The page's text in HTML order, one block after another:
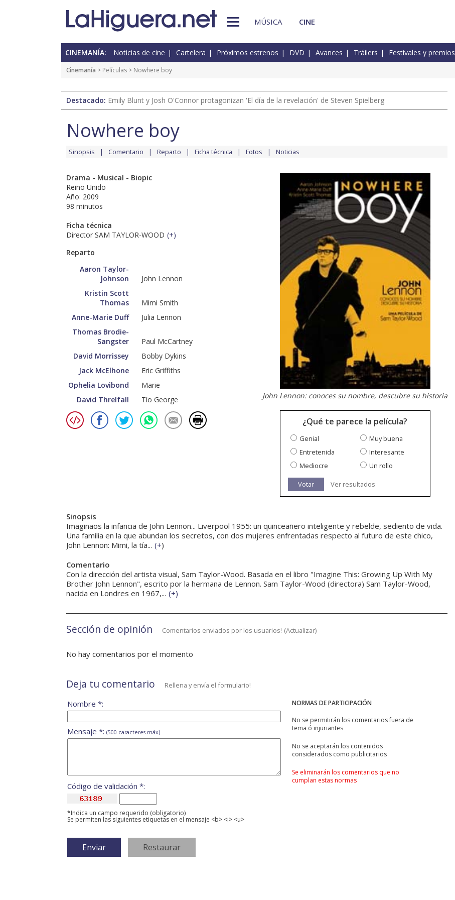
MÚSICA CINE
CINEMANÍA: Noticias de cine Cartelera Próximos estrenos DVD Avances Tráilers Festivales y premios
Cinemanía > Películas > Nowhere boy
Destacado: Emily Blunt y Josh O'Connor protagonizan 'El día de la revelación' de Steven Spielberg
Nowhere boy
Sinopsis Comentario Reparto Ficha técnica Fotos Noticias
Drama - Musical - Biopic
Reino Unido
Año: 2009
98 minutos
Ficha técnica
Director SAM TAYLOR-WOOD (+)
Reparto
Aaron Taylor-
Johnson
John Lennon
Kristin Scott
Thomas
Mimi Smith
Anne-Marie Duff
Julia Lennon
Thomas Brodie-
Sangster
Paul McCartney
David Morrissey
Bobby Dykins
Jack McElhone
Eric Griffiths
Ophelia Lovibond
Marie
David Threlfall
Tío George John Lennon: conoces su nombre, descubre su historia
¿Qué te parece la película?
Genial
Muy buena
Entretenida
Interesante
Mediocre
Un rollo
Votar Ver resultados
Sinopsis
Imaginaos la infancia de John Lennon... Liverpool 1955: un quinceañero inteligente y rebelde, sediento de vida.
Una familia en la que abundan los secretos, con dos mujeres enfrentadas respecto al futuro de este chico,
John Lennon: Mimi, la tía... (+)
Comentario
Con la dirección del artista visual, Sam Taylor-Wood. Basada en el libro "Imagine This: Growing Up With My
Brother John Lennon", escrito por la hermana de Lennon. Sam Taylor-Wood (directora) Sam Taylor-Wood,
nacida en Londres en 1967,... (+)
Sección de opinión Comentarios enviados por los usuarios! (Actualizar)
No hay comentarios por el momento
Deja tu comentario Rellena y envía el formulario!
NORMAS DE PARTICIPACIÓN
No se permitirán los comentarios fuera de
tema ó injuriantes
No se aceptarán los contenidos
considerados como publicitarios
Se eliminarán los comentarios que no
cumplan estas normas
Nombre *:
Mensaje *: (500 caracteres máx)
Código de validación *:
*Indica un campo requerido (obligatorio)
Se permiten las siguientes etiquetas en el mensaje <b> <i> <u>